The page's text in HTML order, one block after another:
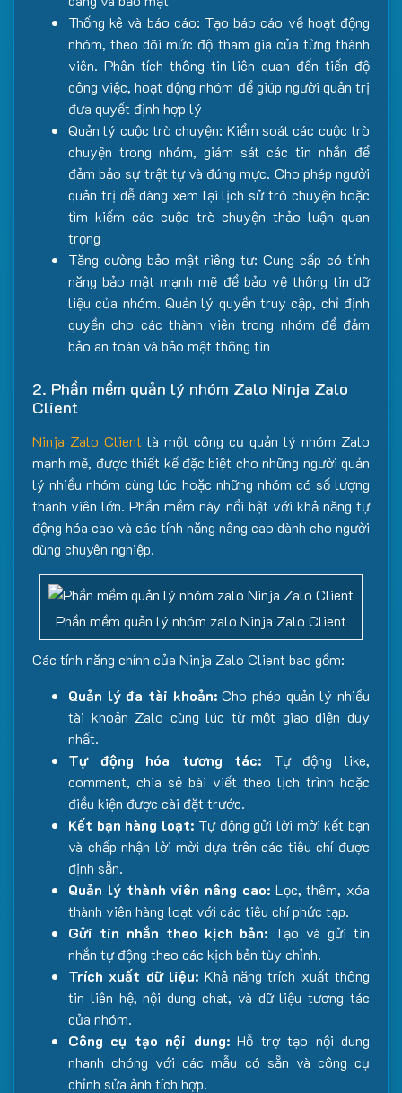
Thống kê và báo cáo: Tạo báo cáo về hoạt động
nhóm, theo dõi mức độ tham gia của từng thành
viên. Phân tích thông tin liên quan đến tiến độ
công việc, hoạt động nhóm để giúp người quản trị
đưa quyết định hợp lý
Quản lý cuộc trò chuyện: Kiểm soát các cuộc trò
chuyện trong nhóm, giám sát các tin nhắn để
đảm bảo sự trật tự và đúng mực. Cho phép người
quản trị dễ dàng xem lại lịch sử trò chuyện hoặc
tìm kiếm các cuộc trò chuyện thảo luận quan
trọng
Tăng cường bảo mật riêng tư: Cung cấp có tính
năng bảo mật mạnh mẽ để bảo vệ thông tin dữ
liệu của nhóm. Quản lý quyền truy cập, chỉ định
quyền cho các thành viên trong nhóm để đảm
bảo an toàn và bảo mật thông tin
2. Phần mềm quản lý nhóm Zalo Ninja Zalo
Client
Ninja Zalo Client là một công cụ quản lý nhóm Zalo
mạnh mẽ, được thiết kế đặc biệt cho những người quản
lý nhiều nhóm cùng lúc hoặc những nhóm có số lượng
thành viên lớn. Phần mềm này nổi bật với khả năng tự
động hóa cao và các tính năng nâng cao dành cho người
dùng chuyên nghiệp.
Phần mềm quản lý nhóm zalo Ninja Zalo Client
Các tính năng chính của Ninja Zalo Client bao gồm:
Quản lý đa tài khoản:Cho phép quản lý nhiều
tài khoản Zalo cùng lúc từ một giao diện duy
nhất.
Tự động hóa tương tác: Tự động like,
comment, chia sẻ bài viết theo lịch trình hoặc
điều kiện được cài đặt trước.
Kết bạn hàng loạt: Tự động gửi lời mời kết bạn
và chấp nhận lời mời dựa trên các tiêu chí được
định sẵn.
Quản lý thành viên nâng cao:Lọc, thêm, xóa
thành viên hàng loạt với các tiêu chí phức tạp.
Gửi tin nhắn theo kịch bản: Tạo và gửi tin
nhắn tự động theo các kịch bản tùy chỉnh.
Trích xuất dữ liệu: Khả năng trích xuất thông
tin liên hệ, nội dung chat, và dữ liệu tương tác
của nhóm.
Công cụ tạo nội dung:Hỗ trợ tạo nội dung
nhanh chóng với các mẫu có sẵn và công cụ
chỉnh sửa ảnh tích hợp.